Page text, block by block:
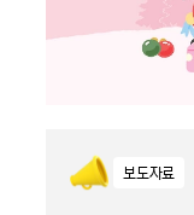
보도자료